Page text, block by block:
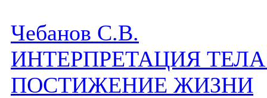
Чебанов С.В.
ИНТЕРПРЕТАЦИЯ
ПОСТИЖЕНИЕ ЖИЗНИ